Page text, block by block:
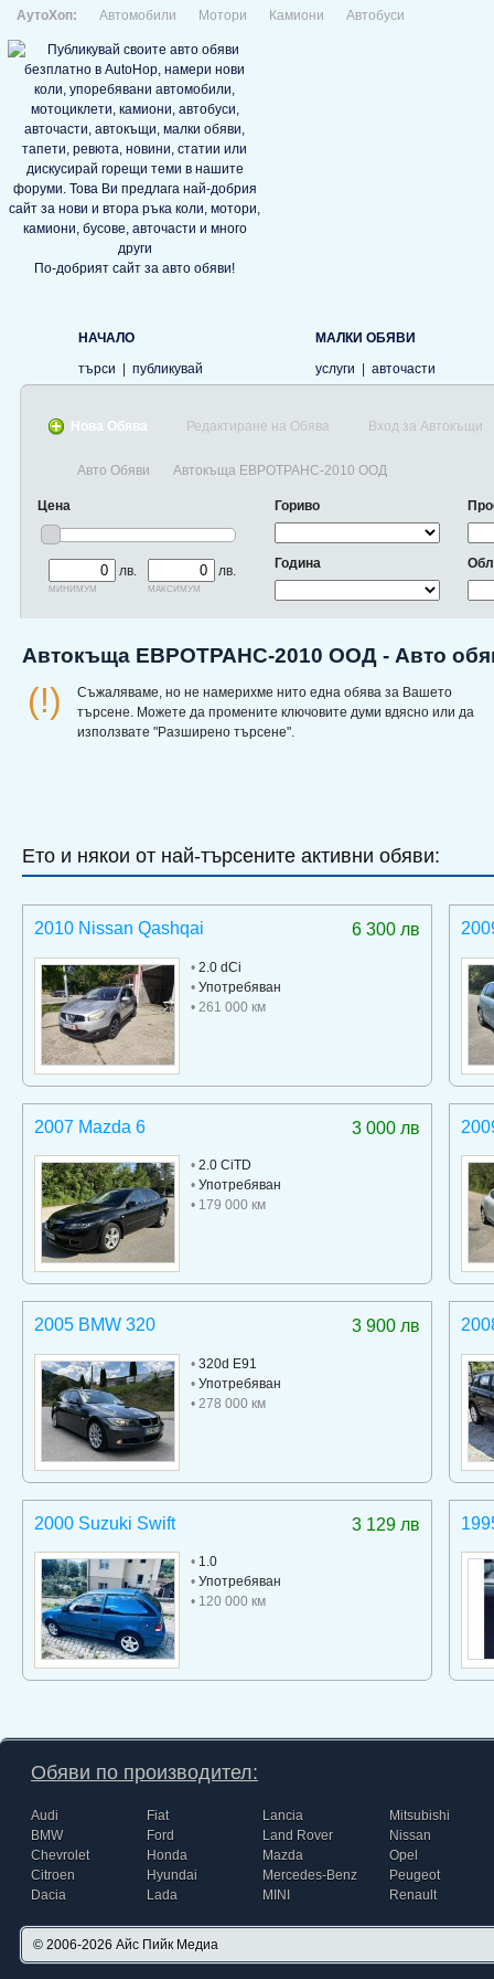
АутоХоп: Автомобили Мотори Камиони Автобуси
По-добрият сайт за авто обяви!
НАЧАЛО
търси
публикувай
МАЛКИ ОБЯВИ
услуги
авточасти
Нова Обява Редактиране на Обява Вход за Автокъщи
Авто Обяви Автокъща ЕВРОТРАНС-2010 ООД
Цена
лв.
минимум
лв.
максимум
Гориво
Година
Автокъща ЕВРОТРАНС-2010 ООД - Авто
(!)
Съжаляваме, но не намерихме нито една обява за Вашето
търсене. Можете да промените ключовите думи вдясно или да
използвате "Разширено търсене".
Ето и някои от най-търсените активни обяви:
6 300 лв
2010 Nissan Qashqai
• 2.0 dCi
• Употребяван
• 261 000 км
3 000 лв
2007 Mazda 6
• 2.0 CiTD
• Употребяван
• 179 000 км
3 900 лв
2005 BMW 320
• 320d E91
• Употребяван
• 278 000 км
3 129 лв
2000 Suzuki Swift
• 1.0
• Употребяван
• 120 000 км
Обяви по производител:
Audi
BMW
Chevrolet
Citroen
Dacia
Fiat
Ford
Honda
Hyundai
Lada
Lancia
Land Rover
Mazda
Mercedes-Benz
MINI
Mitsubishi
Nissan
Opel
Peugeot
Renault
© 2006-2026 Айс Пийк Медиа